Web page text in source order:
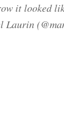
it looked
Laurin